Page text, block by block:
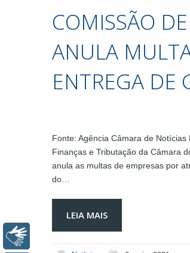
COMISSÃO
ANULA
ENTREGA DE
Fonte: Agência Câmara de
Finanças e Tributação da Câmara
anula as multas de empresas por
do…
LEIA MAIS